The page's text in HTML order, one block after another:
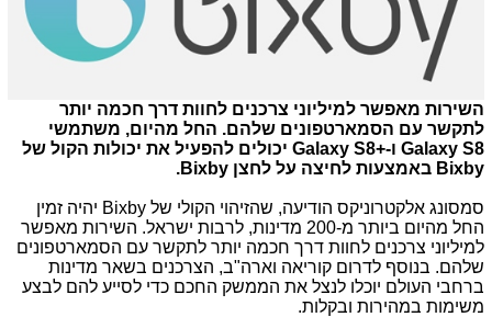
השירות מאפשר למיליוני צרכנים לחוות דרך חכמה יותר
לתקשר עם הסמארטפונים שלהם. החל מהיום, משתמשי
Galaxy S8 ו-Galaxy S8+ יכולים להפעיל את יכולות הקול של
Bixby באמצעות לחיצה על לחצן Bixby
.
סמסונג אלקטרוניקס הודיעה, שהזיהוי הקולי של Bixby יהיה זמין
החל מהיום ביותר מ-200 מדינות, לרבות ישראל. השירות מאפשר
למיליוני צרכנים לחוות דרך חכמה יותר לתקשר עם הסמארטפונים
שלהם. בנוסף לדרום קוריאה וארה"ב, הצרכנים בשאר מדינות
ברחבי העולם יוכלו לנצל את הממשק החכם כדי לסייע להם לבצע
משימות במהירות ובקלות.